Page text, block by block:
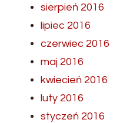
sierpień 2016
lipiec 2016
czerwiec 2016
maj 2016
kwiecień 2016
luty 2016
styczeń 2016